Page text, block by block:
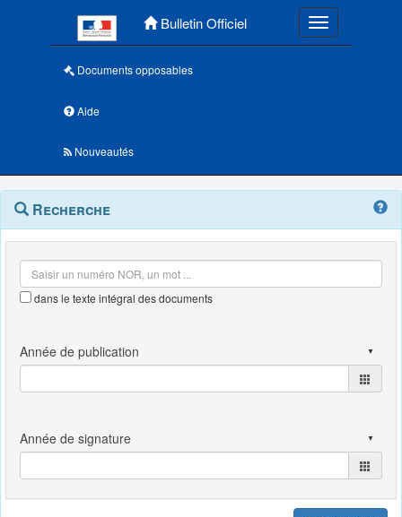
Bulletin Officiel Toggle
Documents opposables
Aide
Nouveautés
Navigation
outils
Menu
contextuel
Recherche
dans le texte intégral des documents